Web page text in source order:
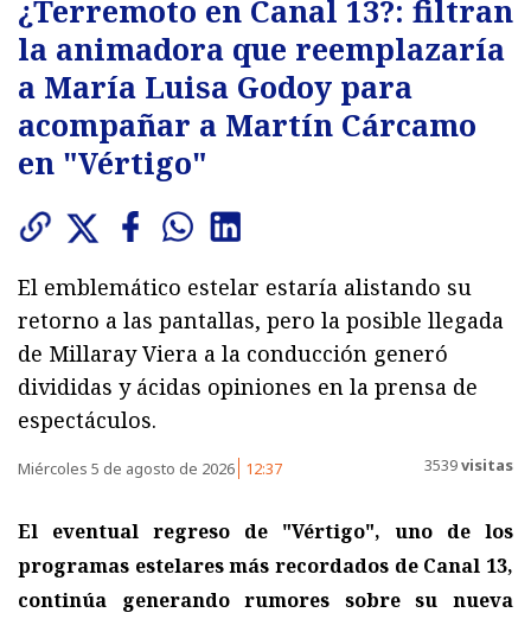
¿Terremoto en Canal 13?: filtran
la animadora que reemplazaría
a María Luisa Godoy para
acompañar a Martín Cárcamo
en "Vértigo"
El emblemático estelar estaría alistando su
retorno a las pantallas, pero la posible llegada
de Millaray Viera a la conducción generó
divididas y ácidas opiniones en la prensa de
espectáculos.
Miércoles 5 de agosto de 2026 12:37 3539visitas
El eventual regreso de "Vértigo", uno de los
programas estelares más recordados de Canal 13,
continúa generando rumores sobre su nueva